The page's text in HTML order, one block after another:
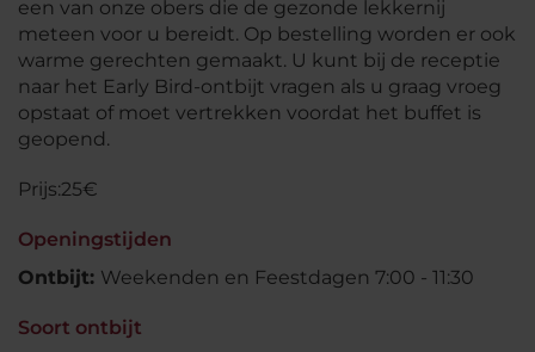
een van onze obers die de gezonde lekkernij
meteen voor u bereidt. Op bestelling worden er ook
warme gerechten gemaakt. U kunt bij de receptie
naar het Early Bird-ontbijt vragen als u graag vroeg
opstaat of moet vertrekken voordat het buffet is
geopend.
Prijs:25€
Openingstijden
Ontbijt: Weekenden en Feestdagen 7:00 - 11:30
Soort ontbijt